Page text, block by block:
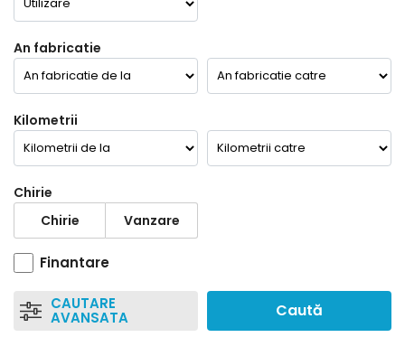
An fabricatie
Kilometrii
Chirie
Chirie
Vanzare
Finantare
CAUTARE
AVANSATA Caută